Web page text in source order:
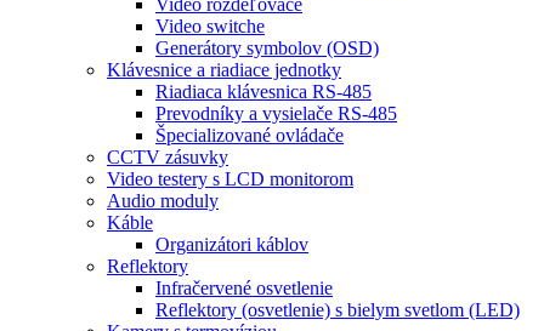
Video switche
Generátory symbolov (OSD)
Klávesnice a riadiace jednotky
Riadiaca klávesnica RS-485
Prevodníky a vysielače RS-485
Špecializované ovládače
CCTV zásuvky
Video testery s LCD monitorom
Audio moduly
Káble
Organizátori káblov
Reflektory
Infračervené osvetlenie
Reflektory (osvetlenie) s bielym svetlom (LED)